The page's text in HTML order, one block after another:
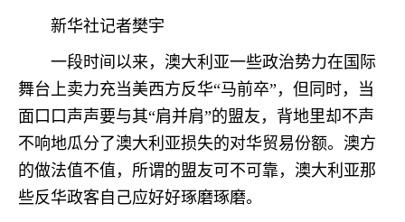
新华社记者樊宇
一段时间以来，澳大利亚一些政治势力在国际
舞台上卖力充当美西方反华“马前卒”，但同时，当
面口口声声要与其“肩并肩”的盟友，背地里却不声
不响地瓜分了澳大利亚损失的对华贸易份额。澳方
的做法值不值，所谓的盟友可不可靠，澳大利亚那
些反华政客自己应好好琢磨琢磨。